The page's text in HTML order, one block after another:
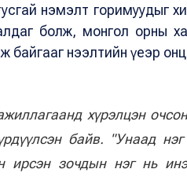
нэмэлт горимуудыг
болж, монгол орны
байгааг нээлтийн үеэр
хүрэлцэн
байв. "Унаад нэг
ирсэн зочдын нэг нь